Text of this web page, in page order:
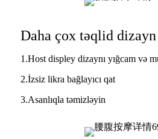
Daha çox təqlid dizayn
1.Host displey dizaynı yığcam və
2.İzsiz likra bağlayıcı qat
3.Asanlıqla təmizləyin